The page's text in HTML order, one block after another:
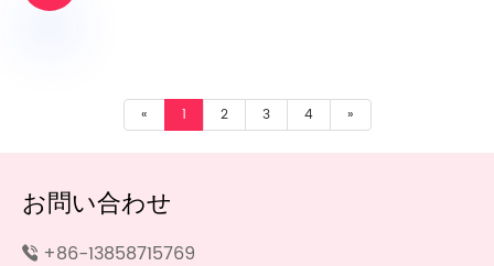
« 1 2 3 4 »
お問い合わせ
+86-13858715769